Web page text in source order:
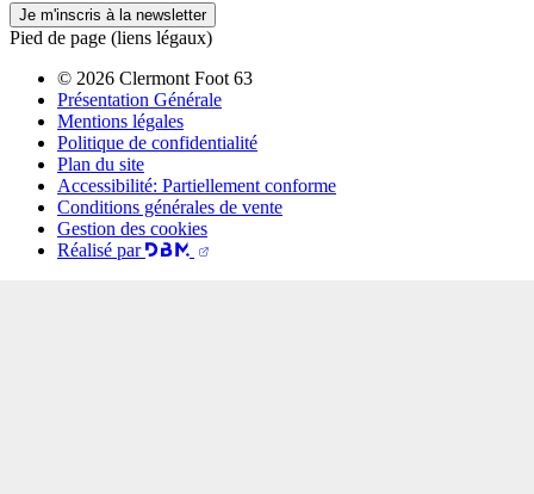
Je m'inscris à la newsletter
Pied de page (liens légaux)
© 2026 Clermont Foot 63
Présentation Générale
Mentions légales
Politique de confidentialité
Plan du site
Accessibilité: Partiellement conforme
Conditions générales de vente
Gestion des cookies
Réalisé par